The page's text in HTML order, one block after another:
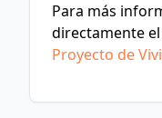
Para más
directamente
Proyecto de